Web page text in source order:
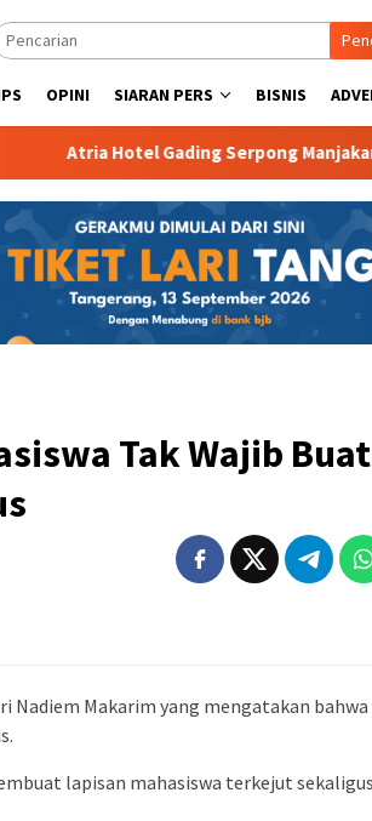
OPINI SIARAN PERS BISNIS
Gading Serpong Manjakan Tamu
Tak Wajib Buat
Nadiem Makarim yang mengatakan bahwa
lapisan mahasiswa terkejut sekaligus